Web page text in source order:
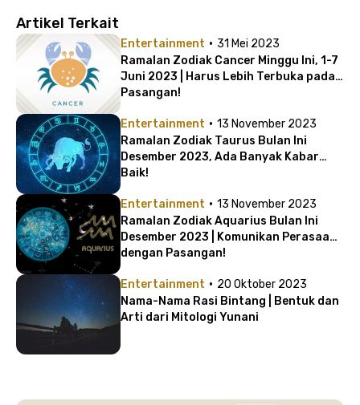
Artikel Terkait
Entertainment · 31 Mei 2023
Ramalan Zodiak Cancer Minggu Ini, 1-7
Juni 2023 | Harus Lebih Terbuka pada
Pasangan!
Entertainment · 13 November 2023
Ramalan Zodiak Taurus Bulan Ini
Desember 2023, Ada Banyak Kabar
Baik!
Entertainment · 13 November 2023
Ramalan Zodiak Aquarius Bulan Ini
Desember 2023 | Komunikan Perasaan
dengan Pasangan!
Entertainment · 20 Oktober 2023
Nama-Nama Rasi Bintang | Bentuk dan
Arti dari Mitologi Yunani